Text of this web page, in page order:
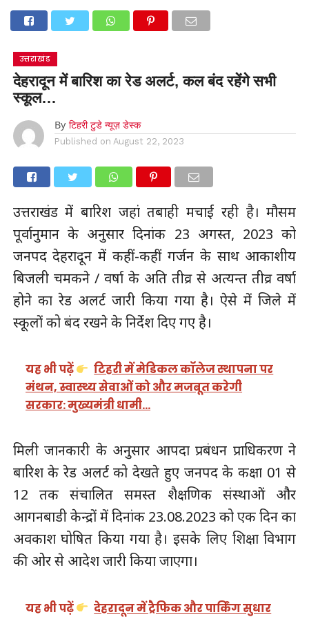
उत्तराखंड
देहरादून में बारिश का रेड अलर्ट, कल बंद रहेंगे सभी
स्कूल…
By टिहरी टुडे न्यूज़ डेस्क
Published on August 22, 2023
उत्तराखंड में बारिश जहां तबाही मचाई रही है। मौसम
पूर्वानुमान के अनुसार दिनांक 23 अगस्त, 2023 को
जनपद देहरादून में कहीं-कहीं गर्जन के साथ आकाशीय
बिजली चमकने / वर्षा के अति तीव्र से अत्यन्त तीव्र वर्षा
होने का रेड अलर्ट जारी किया गया है। ऐसे में जिले में
स्कूलों को बंद रखने के निर्देश दिए गए है।
यह भी पढ़ें
टिहरी में मेडिकल कॉलेज स्थापना पर
मंथन, स्वास्थ्य सेवाओं को और मजबूत करेगी
सरकार: मुख्यमंत्री धामी…
मिली जानकारी के अनुसार आपदा प्रबंधन प्राधिकरण ने
बारिश के रेड अलर्ट को देखते हुए जनपद के कक्षा 01 से
12 तक संचालित समस्त शैक्षणिक संस्थाओं और
आगनबाडी केन्द्रों में दिनांक 23.08.2023 को एक दिन का
अवकाश घोषित किया गया है। इसके लिए शिक्षा विभाग
की ओर से आदेश जारी किया जाएगा।
यह भी पढ़ें
देहरादून में ट्रैफिक और पार्किंग सुधार